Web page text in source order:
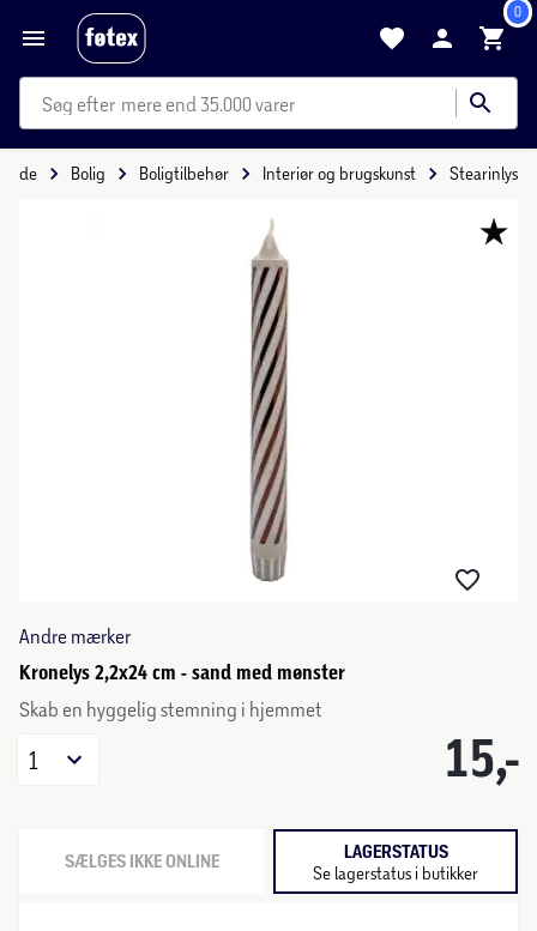
0
mere end 35.000 varer
Bolig Boligtilbehør Interiør og brugskunst Stearinlys
Andre mærker
Kronelys 2,2x24 cm - sand med mønster
Skab en hyggelig stemning i hjemmet
15,-
1
SÆLGES IKKE ONLINE LAGERSTATUS
Se lagerstatus i butikker